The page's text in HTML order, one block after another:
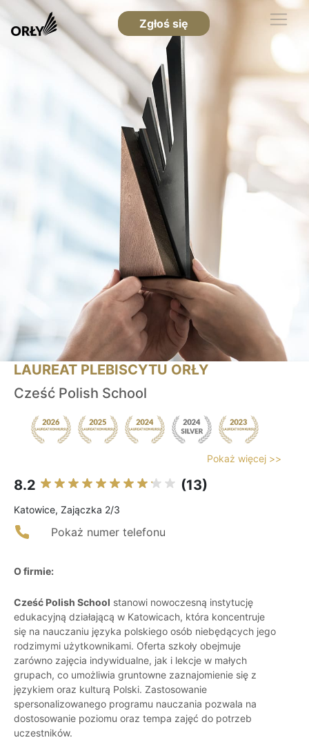
Zgłoś się
LAUREAT PLEBISCYTU ORŁY
Cześć Polish School
Pokaż więcej >>
8.2 (13)
Katowice, Zajączka 2/3
Pokaż numer telefonu
O firmie:
Cześć Polish School stanowi nowoczesną instytucję
edukacyjną działającą w Katowicach, która koncentruje
się na nauczaniu języka polskiego osób niebędących jego
rodzimymi użytkownikami. Oferta szkoły obejmuje
zarówno zajęcia indywidualne, jak i lekcje w małych
grupach, co umożliwia gruntowne zaznajomienie się z
językiem oraz kulturą Polski. Zastosowanie
spersonalizowanego programu nauczania pozwala na
dostosowanie poziomu oraz tempa zajęć do potrzeb
uczestników.